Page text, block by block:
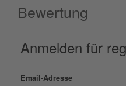
Bewertung
Anmelden für
Email-Adresse